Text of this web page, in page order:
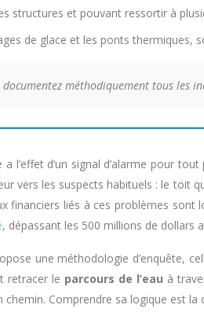
structures et pouvant ressortir à
de glace et les ponts thermiques,
méthodiquement tous les
l’effet d’un signal d’alarme pour
vers les suspects habituels : le
liés à ces problèmes sont
, dépassant les 500 millions de dollars
une méthodologie d’enquête,
retracer le parcours de l’eau à
Comprendre sa logique est